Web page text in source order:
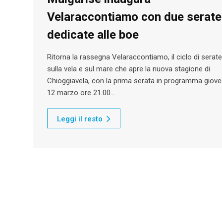
Velaraccontiamo con due serate
dedicate alle boe
Ritorna la rassegna Velaraccontiamo, il ciclo di serate
sulla vela e sul mare che apre la nuova stagione di
Chioggiavela, con la prima serata in programma
12 marzo ore 21.00…
Leggi il resto